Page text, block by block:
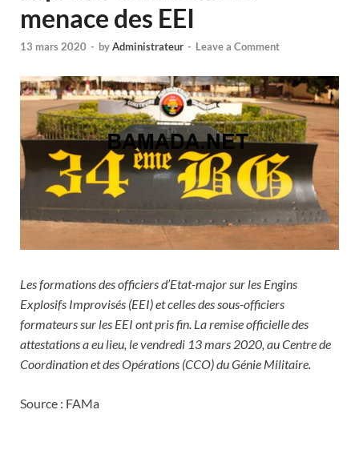
menace des EEI
13 mars 2020 - byAdministrateur - Leave a Comment
Les formations des officiers d’Etat-major sur les Engins
Explosifs Improvisés (EEI) et celles des sous-officiers
formateurs sur les EEI ont pris fin. La remise officielle des
attestations a eu lieu, le vendredi 13 mars 2020, au Centre de
Coordination et des Opérations (CCO) du Génie Militaire.
Source : FAMa